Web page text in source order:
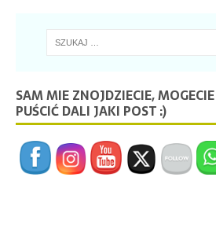
SAM MIE ZNOJDZIECIE,
PUŚCIĆ DALI JAKI POST :)